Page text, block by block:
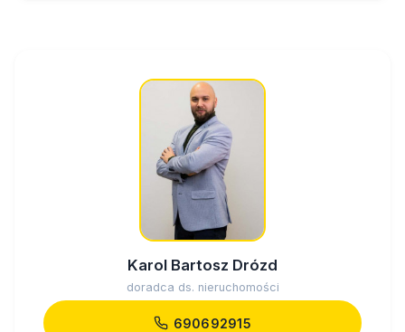
Karol Bartosz Drózd
doradca ds. nieruchomości
690692915